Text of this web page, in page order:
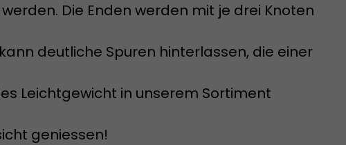
Die Enden werden mit je drei Knoten
deutliche Spuren hinterlassen, die einer
Leichtgewicht in unserem Sortiment
geniessen!